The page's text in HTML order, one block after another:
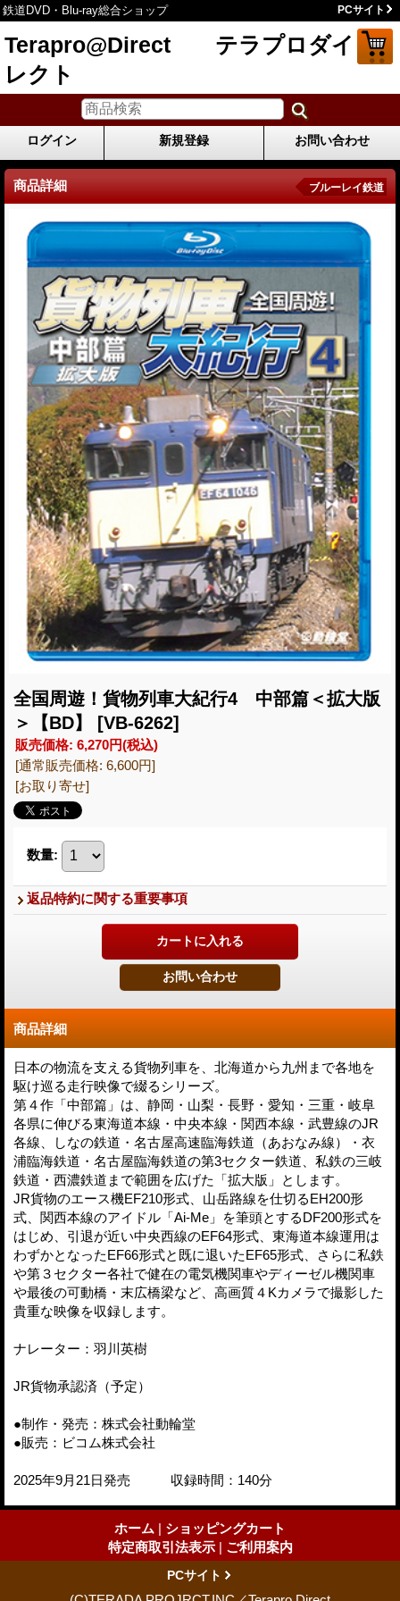
鉄道DVD・Blu-ray総合ショップ PCサイト
Terapro@Direct テラプロダイ
レクト
ログイン 新規登録 お問い合わせ
商品詳細 ブルーレイ鉄道
全国周遊！貨物列車大紀行4 中部篇＜拡大版
＞【BD】
[VB-6262]
販売価格: 6,270円(税込)
[通常販売価格: 6,600円]
[お取り寄せ]
数量:
返品特約に関する重要事項
商品詳細
日本の物流を支える貨物列車を、北海道から九州まで各地を
駆け巡る走行映像で綴るシリーズ。
第４作「中部篇」は、静岡・山梨・長野・愛知・三重・岐阜
各県に伸びる東海道本線・中央本線・関西本線・武豊線のJR
各線、しなの鉄道・名古屋高速臨海鉄道（あおなみ線）・衣
浦臨海鉄道・名古屋臨海鉄道の第3セクター鉄道、私鉄の三岐
鉄道・西濃鉄道まで範囲を広げた「拡大版」とします。
JR貨物のエース機EF210形式、山岳路線を仕切るEH200形
式、関西本線のアイドル「Ai-Me」を筆頭とするDF200形式を
はじめ、引退が近い中央西線のEF64形式、東海道本線運用は
わずかとなったEF66形式と既に退いたEF65形式、さらに私鉄
や第３セクター各社で健在の電気機関車やディーゼル機関車
や最後の可動橋・末広橋梁など、高画質４Kカメラで撮影した
貴重な映像を収録します。
ナレーター：羽川英樹
JR貨物承認済（予定）
●制作・発売：株式会社動輪堂
●販売：ビコム株式会社
2025年9月21日発売 収録時間：140分
ホーム | ショッピングカート
特定商取引法表示 | ご利用案内
PCサイト